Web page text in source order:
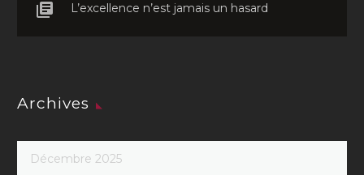
L’excellence n’est jamais un hasard
Archives
Décembre 2025